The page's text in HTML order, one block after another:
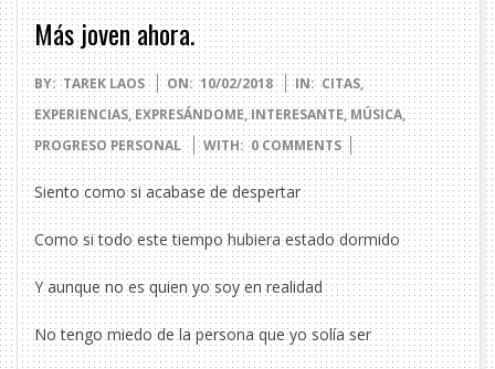
Más joven ahora.
2018-
02-
10
BY: TAREK LAOS ON: 10/02/2018 IN: CITAS,
EXPERIENCIAS,EXPRESÁNDOME,INTERESANTE,MÚSICA,
PROGRESO PERSONAL
WITH: 0 COMMENTS
Siento como si acabase de despertar
Como si todo este tiempo hubiera estado dormido
Y aunque no es quien yo soy en realidad
No tengo miedo de la persona que yo solía ser